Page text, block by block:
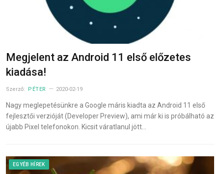
Megjelent az Android 11 első előzetes
kiadása!
Szerző: PÉTER 2020-02-19
Nagy meglepetésünkre a Google máris kiadta az Android 11 első
fejlesztői verzióját (Developer Preview), ami már ki is próbálható az
újabb Pixel telefonokon. Kicsit váratlanul jött…
EGYÉB HÍREK